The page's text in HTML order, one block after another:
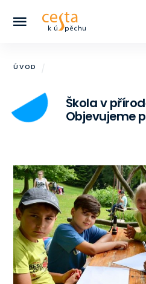
ÚVOD
Škola v
Objevujeme